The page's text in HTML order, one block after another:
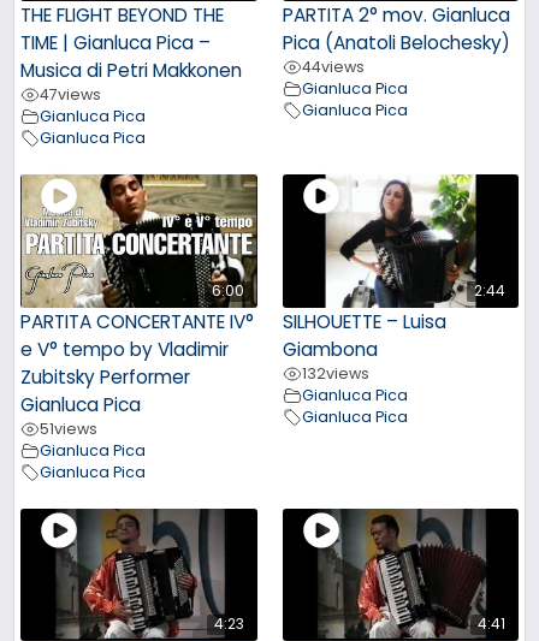
THE FLIGHT BEYOND THE
TIME | Gianluca Pica –
Musica di Petri Makkonen
47views
Gianluca Pica
Gianluca Pica
PARTITA 2° mov. Gianluca
Pica (Anatoli Belochesky)
44views
Gianluca Pica
Gianluca Pica
6:00
PARTITA CONCERTANTE IV°
e V° tempo by Vladimir
Zubitsky Performer
Gianluca Pica
51views
Gianluca Pica
Gianluca Pica
2:44
SILHOUETTE – Luisa
Giambona
132views
Gianluca Pica
Gianluca Pica
4:23 4:41